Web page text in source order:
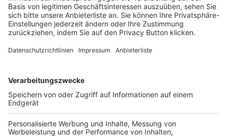
Login SpielPlus
FOLGE DEM BFV
TOP-VEREINE